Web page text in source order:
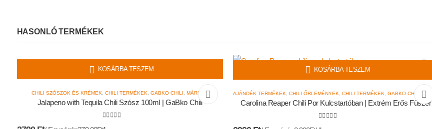
HASONLÓ TERMÉKEK
KOSÁRBA TESZEM
CHILI SZÓSZOK ÉS KRÉMEK ,CHILI TERMÉKEK ,GABKO CHILI ,MÁRKÁK
Jalapeno with Tequila Chili Szósz 100ml | GaBko Chili
KOSÁRBA TESZEM
AJÁNDÉK TERMÉKEK CHILI ŐRLEMÉNYEK CHILI TERMÉKEK GABKO CHILI
Carolina Reaper Chili Por Kulcstartóban | Extrém Erős Fűszer